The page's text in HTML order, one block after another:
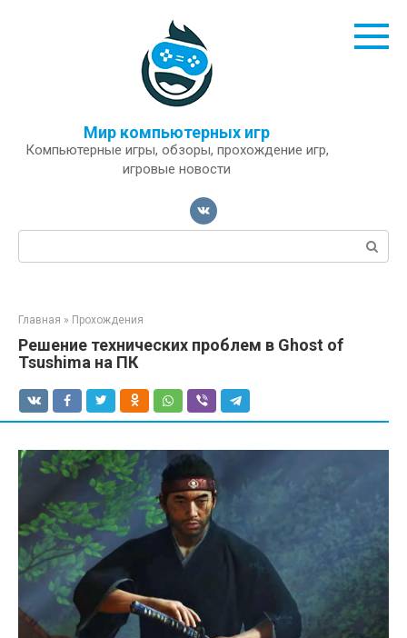
Мир компьютерных игр
Компьютерные игры, обзоры, прохождение игр,
игровые новости
Поиск:
Главная » Прохождения
Решение технических проблем в Ghost of
Tsushima на ПК